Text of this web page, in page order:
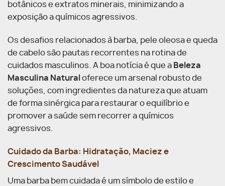
botânicos e extratos minerais, minimizando a
exposição a químicos agressivos.
Os desafios relacionados à barba, pele oleosa e queda
de cabelo são pautas recorrentes na rotina de
cuidados masculinos. A boa notícia é que a Beleza
Masculina Natural oferece um arsenal robusto de
soluções, com ingredientes da natureza que atuam
de forma sinérgica para restaurar o equilíbrio e
promover a saúde sem recorrer a químicos
agressivos.
Cuidado da Barba: Hidratação, Maciez e
Crescimento Saudável
Uma barba bem cuidada é um símbolo de estilo e